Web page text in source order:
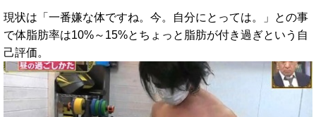
現状は「一番嫌な体ですね。今。自分にとっては。」との事
で体脂肪率は10%～15%とちょっと脂肪が付き過ぎという自
己評価。